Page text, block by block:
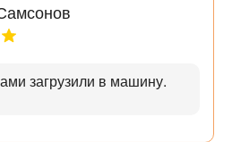
дизайнерами бренда в городе Гент.
и в других странах Европы.
расположенной в городе Гент.
и другие. Философия создания
загрузили в машину.